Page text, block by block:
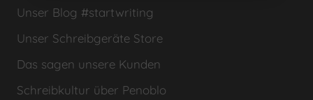
Unser Blog #startwriting
Unser Schreibgeräte Store
Das sagen unsere Kunden
Schreibkultur über Penoblo